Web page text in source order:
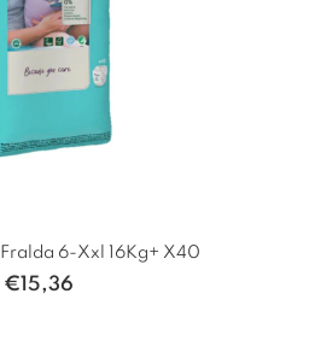
6-Xxl 16Kg+ X40
€15,36